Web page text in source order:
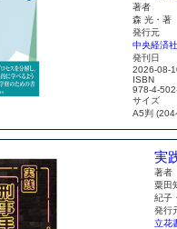
著者
森 光・著
発行元
中央経済社
発刊日
2026-08-
ISBN
978-4-
サイズ
A5判 (204
実
著者
粟田
紀子
発行
立花